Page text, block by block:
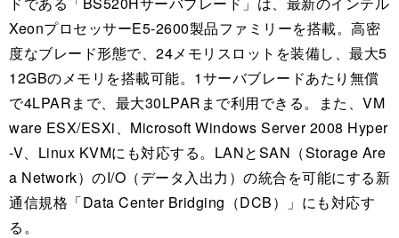
XeonプロセッサーE5-2600製品ファミリーを搭載。高密
度なブレード形態で、24メモリスロットを装備し、最大5
12GBのメモリを搭載可能。1サーバブレードあたり無償
で4LPARまで、最大30LPARまで利用できる。また、VM
ware ESX/ESXi、Microsoft Windows Server 2008 Hyper
-V、Linux KVMにも対応する。LANとSAN（Storage Are
a Network）のI/O（データ入出力）の統合を可能にする新
通信規格「Data Center Bridging（DCB）」にも対応す
る。